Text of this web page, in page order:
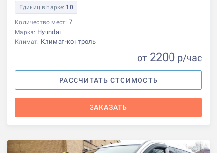
Единиц в парке: 10
Количество мест: 7
Марка: Hyundai
Климат: Климат-контроль
от 2200 р/час
РАССЧИТАТЬ СТОИМОСТЬ
ЗАКАЗАТЬ